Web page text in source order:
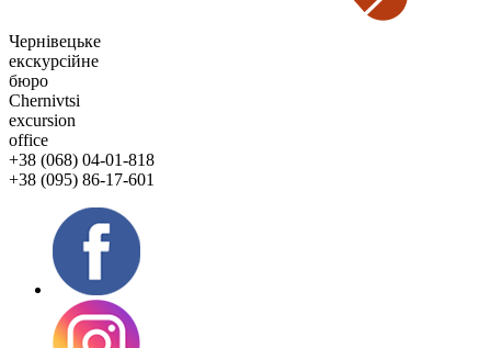
Чернівецьке
екскурсійне
бюро
Chernivtsi
excursion
office
+38 (068) 04-01-818
+38 (095) 86-17-601